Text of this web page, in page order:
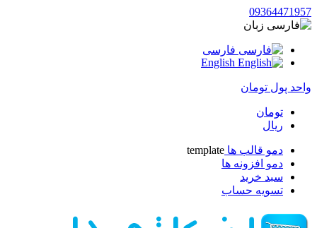
زبان
فارسی
English
پول تومان
تومان
ریال
دمو قالب ها template
دمو افزونه ها
سبد خرید
تسویه حساب